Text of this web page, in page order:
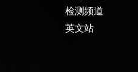
检测频道
英文站